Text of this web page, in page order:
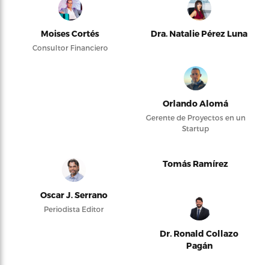
Moises Cortés
Consultor Financiero
Dra. Natalie Pérez Luna
Orlando Alomá
Gerente de Proyectos en un
Startup
Oscar J. Serrano
Periodista Editor
Tomás Ramírez
Dr. Ronald Collazo
Pagán